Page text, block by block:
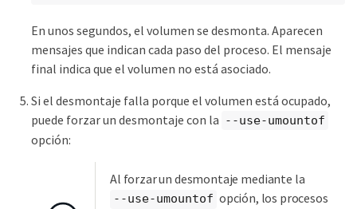
En unos segundos, el volumen se desmonta. Aparecen
mensajes que indican cada paso del proceso. El mensaje
final indica que el volumen no está asociado.
Si el desmontaje falla porque el volumen está ocupado,
puede forzar un desmontaje con la --use-umountof
opción:
Al forzar un desmontaje mediante la
--use-umountof opción, los procesos